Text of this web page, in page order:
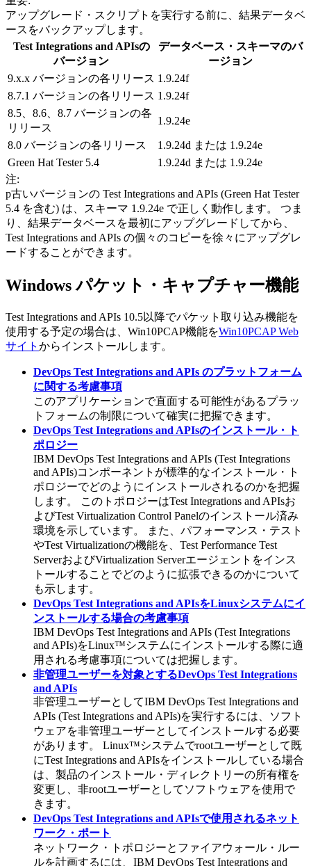
アップグレード・スクリプトを実行する前に、結果データベ
ースをバックアップします。
Test Integrations and APIsの
バージョン
データベース・スキーマのバ
ージョン
9.x.x バージョンの各リリース 1.9.24f
8.7.1 バージョンの各リリース 1.9.24f
8.5、8.6、8.7 バージョンの各
リリース
1.9.24e
8.0 バージョンの各リリース
1.9.24d または 1.9.24e
Green Hat Tester 5.4
1.9.24d または 1.9.24e
注:
p古いバージョンの Test Integrations and APIs (Green Hat Tester
5.4 を含む) は、スキーマ 1.9.24e で正しく動作します。 つま
り、結果データベースを最初にアップグレードしてから、
Test Integrations and APIs の個々のコピーを徐々にアップグレ
ードすることができます。
Windows パケット・キャプチャー機能
Test Integrations and APIs 10.5以降でパケット取り込み機能を
使用する予定の場合は、 Win10PCAP機能をWin10PCAP Web
サイト からインストールします。
DevOps Test Integrations and APIs のプラットフォーム
に関する考慮事項
このアプリケーションで直面する可能性があるプラッ
トフォームの制限について確実に把握できます。
DevOps Test Integrations and APIsのインストール・ト
ポロジー
IBM DevOps Test Integrations and APIs (Test Integrations
and APIs)コンポーネントが標準的なインストール・ト
ポロジーでどのようにインストールされるのかを把握
します。 このトポロジーはTest Integrations and APIsお
よびTest Virtualization Control Panelのインストール済み
環境を示しています。 また、 パフォーマンス・テスト
やTest Virtualizationの機能を、 Test Performance Test
ServerおよびVirtualization Serverエージェントをインス
トールすることでどのように拡張できるのかについて
も示します。
DevOps Test Integrations and APIsをLinuxシステムにイ
ンストールする場合の考慮事項
IBM DevOps Test Integrations and APIs (Test Integrations
and APIs)をLinux™システムにインストールする際に適
用される考慮事項については把握します。
非管理ユーザーを対象とするDevOps Test Integrations
and APIs
非管理ユーザーとしてIBM DevOps Test Integrations and
APIs (Test Integrations and APIs)を実行するには、ソフト
ウェアを非管理ユーザーとしてインストールする必要
があります。 Linux™システムでrootユーザーとして既
にTest Integrations and APIsをインストールしている場合
は、製品のインストール・ディレクトリーの所有権を
変更し、非rootユーザーとしてソフトウェアを使用で
きます。
DevOps Test Integrations and APIsで使用されるネット
ワーク・ポート
ネットワーク・トポロジーとファイアウォール・ルー
ルを計画するには、 IBM DevOps Test Integrations and